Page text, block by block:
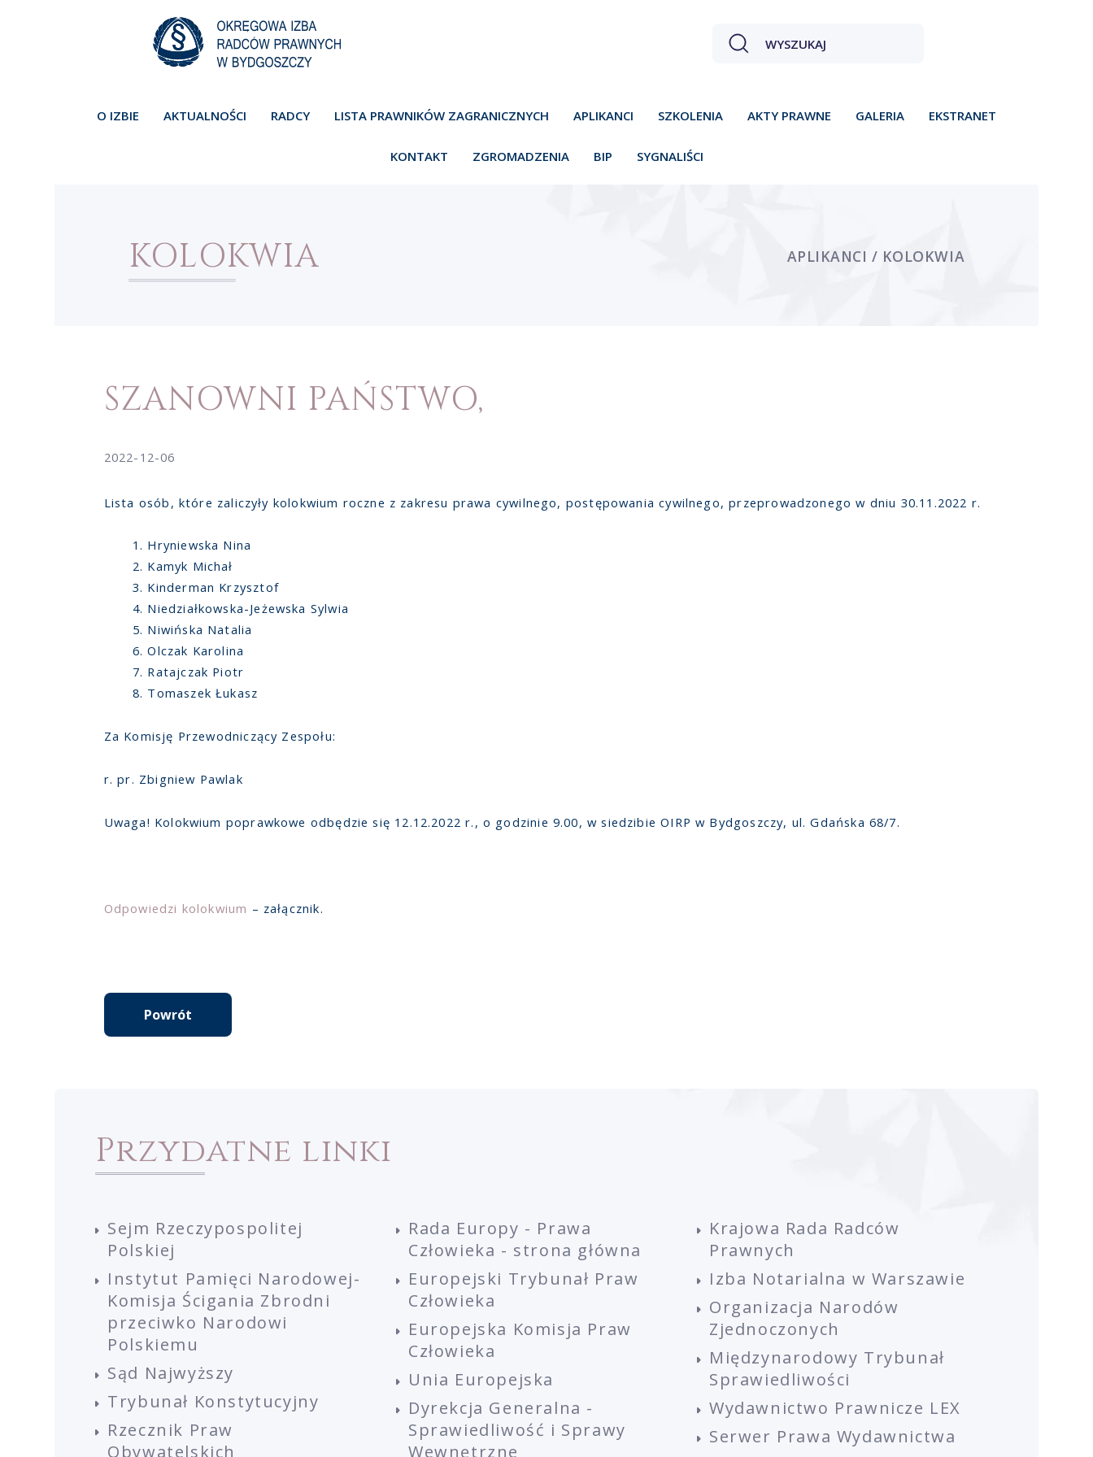
O IZBIE AKTUALNOŚCI RADCY LISTA PRAWNIKÓW ZAGRANICZNYCH APLIKANCI SZKOLENIA AKTY PRAWNE GALERIA EKSTRANET
KONTAKT ZGROMADZENIA BIP SYGNALIŚCI
KOLOKWIA APLIKANCI / KOLOKWIA
SZANOWNI PAŃSTWO,
2022-12-06
Lista osób, które zaliczyły kolokwium roczne z zakresu prawa cywilnego, postępowania cywilnego, przeprowadzonego w dniu 30.11.2022 r.
Hryniewska Nina
Kamyk Michał
Kinderman Krzysztof
Niedziałkowska-Jeżewska Sylwia
Niwińska Natalia
Olczak Karolina
Ratajczak Piotr
Tomaszek Łukasz
Za Komisję Przewodniczący Zespołu:
r. pr. Zbigniew Pawlak
Uwaga! Kolokwium poprawkowe odbędzie się 12.12.2022 r., o godzinie 9.00, w siedzibie OIRP w Bydgoszczy, ul. Gdańska 68/7.
Odpowiedzi kolokwium – załącznik.
Powrót
Przydatne linki
Sejm Rzeczypospolitej
Polskiej
Instytut Pamięci Narodowej-
Komisja Ścigania Zbrodni
przeciwko Narodowi
Polskiemu
Sąd Najwyższy
Trybunał Konstytucyjny
Rzecznik Praw
Obywatelskich
Rada Europy - Prawa
Człowieka - strona główna
Europejski Trybunał Praw
Człowieka
Europejska Komisja Praw
Człowieka
Unia Europejska
Dyrekcja Generalna -
Sprawiedliwość i Sprawy
Wewnętrzne
Krajowa Rada Radców
Prawnych
Izba Notarialna w Warszawie
Organizacja Narodów
Zjednoczonych
Międzynarodowy Trybunał
Sprawiedliwości
Wydawnictwo Prawnicze LEX
Serwer Prawa Wydawnictwa